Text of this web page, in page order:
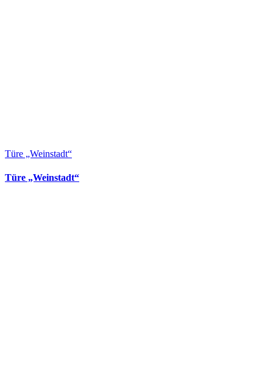
Türe „Weinstadt“
Türe „Weinstadt“